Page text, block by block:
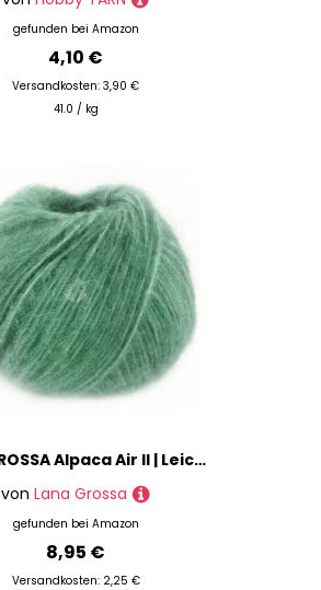
gefunden bei Amazon
4,10 €
Versandkosten: 3,90 €
41.0 / kg
LANA GROSSA Alpaca Air II | Leichtes Schlauchgarn mit Baumwolle | Handstrickgarn aus 50% Alpaka (Baby), 27% Polyamid, 14% Baumwolle & 9% Schurwolle (Merino) | 50g Wolle, Stricken & Häkeln | 140m FB 23
von Lana Grossa
gefunden bei Amazon
8,95 €
Versandkosten: 2,25 €